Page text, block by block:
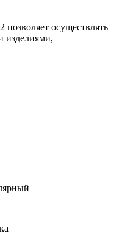
осуществлять
изделиями,